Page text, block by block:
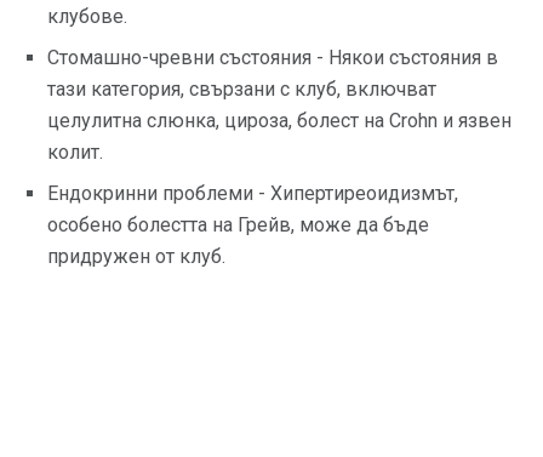
клубове.
Стомашно-чревни състояния - Някои състояния в
тази категория, свързани с клуб, включват
целулитна слюнка, цироза, болест на Crohn и язвен
колит.
Ендокринни проблеми - Хипертиреоидизмът,
особено болестта на Грейв, може да бъде
придружен от клуб.